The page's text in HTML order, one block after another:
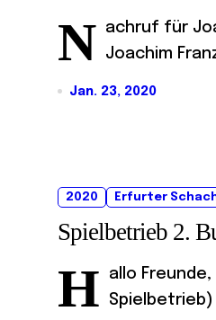
N
achruf für
Joachim
Jan. 23, 2020
2020 Erfurter
Spielbetrieb 2.
H
allo
Spielbetrieb)